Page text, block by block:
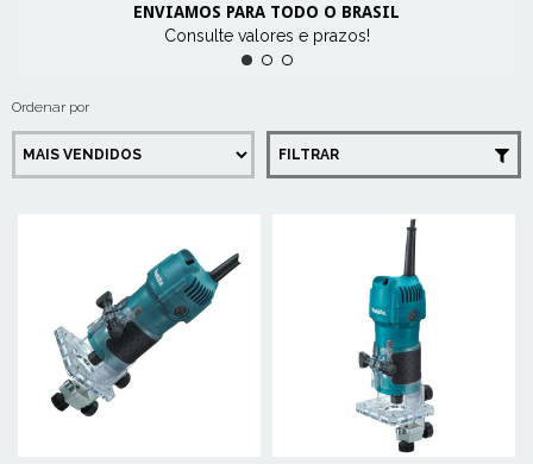
ENVIAMOS PARA TODO O BRASIL
Consulte valores e prazos!
Ordenar por
FILTRAR